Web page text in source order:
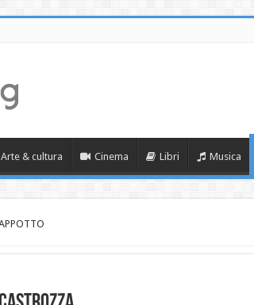
Arte & cultura Cinema Libri Musica